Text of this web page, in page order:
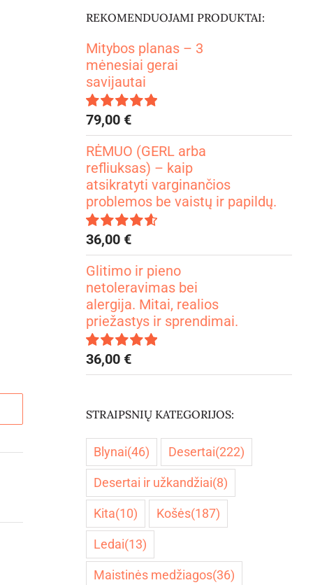
REKOMENDUOJAMI PRODUKTAI:
Mitybos planas – 3
mėnesiai gerai
savijautai
Įvertinimas:
4.99iš 5
79,00 €
RĖMUO (GERL arba
refliuksas) – kaip
atsikratyti varginančios
problemos be vaistų ir papildų.
Įvertinimas:
4.67iš 5
36,00 €
Glitimo ir pieno
netoleravimas bei
alergija. Mitai, realios
priežastys ir sprendimai.
Įvertinimas:
5.00iš 5
36,00 €
STRAIPSNIŲ KATEGORIJOS:
Blynai(46) Desertai(222)
Desertai ir užkandžiai(8)
Kita(10) Košės(187)
Ledai(13)
Maistinės medžiagos(36)